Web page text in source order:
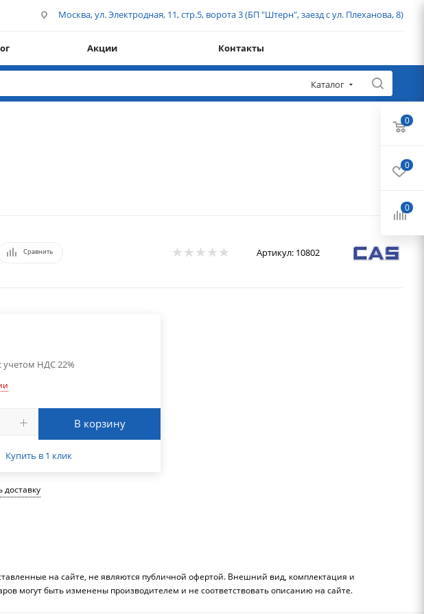
Москва, ул. Электродная, 11, стр.5, ворота 3 (БП "Штерн", заезд с ул. Плеханова, 8)
Акции Контакты
Каталог
Сравнить Артикул: 10802
учетом НДС 22%
В корзину
Купить в 1 клик
доставку
на сайте, не являются публичной офертой. Внешний вид, комплектация и
могут быть изменены производителем и не соответствовать описанию на сайте.
0
0
0